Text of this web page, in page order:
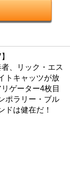
、リック・エス
トキャッツが放
ゲーター4枚目
ポラリー・ブル
ドは健在だ！